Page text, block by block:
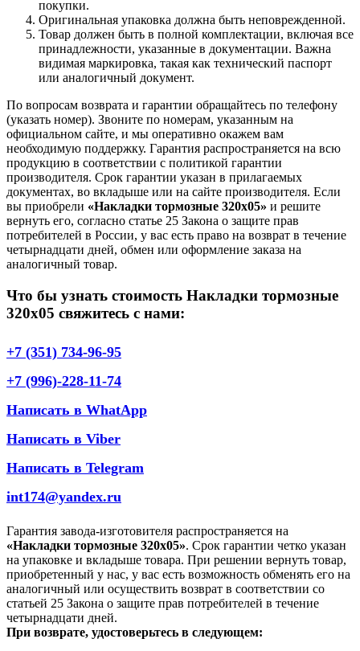
покупки.
Оригинальная упаковка должна быть неповрежденной.
Товар должен быть в полной комплектации, включая все
принадлежности, указанные в документации. Важна
видимая маркировка, такая как технический паспорт
или аналогичный документ.
По вопросам возврата и гарантии обращайтесь по телефону
(указать номер). Звоните по номерам, указанным на
официальном сайте, и мы оперативно окажем вам
необходимую поддержку. Гарантия распространяется на всю
продукцию в соответствии с политикой гарантии
производителя. Срок гарантии указан в прилагаемых
документах, во вкладыше или на сайте производителя. Если
вы приобрели «Накладки тормозные 320х05» и решите
вернуть его, согласно статье 25 Закона о защите прав
потребителей в России, у вас есть право на возврат в течение
четырнадцати дней, обмен или оформление заказа на
аналогичный товар.
Что бы узнать стоимость Накладки тормозные
320х05 свяжитесь с нами:
+7 (351) 734-96-95
+7 (996)-228-11-74
Написать в WhatApp
Написать в Viber
Написать в Telegram
int174@yandex.ru
Гарантия завода-изготовителя распространяется на
«Накладки тормозные 320х05». Срок гарантии четко указан
на упаковке и вкладыше товара. При решении вернуть товар,
приобретенный у нас, у вас есть возможность обменять его на
аналогичный или осуществить возврат в соответствии со
статьей 25 Закона о защите прав потребителей в течение
четырнадцати дней.
При возврате, удостоверьтесь в следующем: